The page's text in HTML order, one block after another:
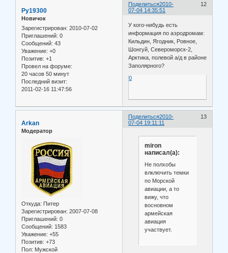
Поделиться 12
2010-
07-04 14:35:51
Ру19300
Новичок
Зарегистрирован: 2010-07-02
Приглашений: 0
Сообщений: 43
Уважение: +0
Позитив: +1
Провел на форуме:
20 часов 50 минут
Последний визит:
2011-02-16 11:47:56
У кого-нибудь есть
информация по аэродромам:
Кильдин, Ягодник, Ровное,
Шонгуй, Североморск-2,
Арктика, полевой а/д в районе
Заполярного?
0
Поделиться 13
2010-
07-04 19:11:11
Arkan
Модератор
Откуда: Питер
Зарегистрирован: 2007-07-08
Приглашений: 0
Сообщений: 1583
Уважение: +55
Позитив: +73
Пол: Мужской
miron
написал(а):
Не полхобы
влключить темки
по Морской
авиации, а то
вижу, что
восновном
армейская
авиация
участвует.